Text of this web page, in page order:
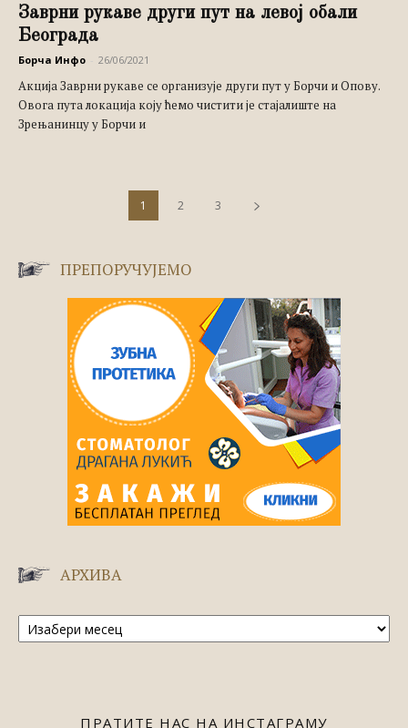
Заврни рукаве други пут на левој обали
Београда
Борча Инфо 26/06/2021
Акција Заврни рукаве се организује други пут у Борчи и Опову.
Овога пута локација коју ћемо чистити је стајалиште на
Зрењанинцу у Борчи и
1 2 3
ПРЕПОРУЧУЈЕМО
АРХИВА
Архива
ПРАТИТЕ НАС НА ИНСТАГРАМУ